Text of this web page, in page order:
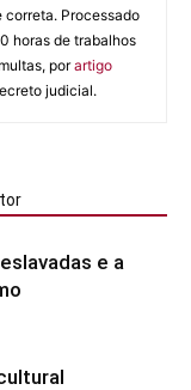
Processado
horas de trabalhos
porartigo
judicial.
e a